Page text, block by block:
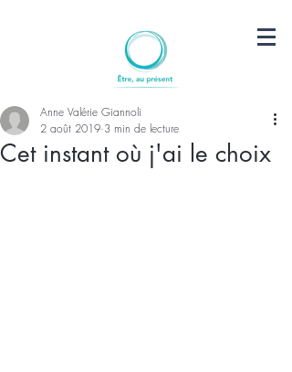
Cet instant où j'ai le choix
Anne Valérie Giannoli
2 août 2019 3 min de lecture